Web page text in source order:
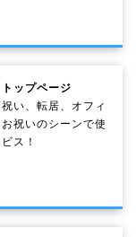
ップページ
い、転居、オフィ
祝いのシーンで使
ス！